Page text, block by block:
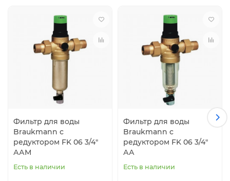
Фильтр для воды
Braukmann с
редуктором FK 06 3/4"
ААМ
Есть в наличии
Фильтр для воды
Braukmann с
редуктором FK 06 3/4"
АА
Есть в наличии